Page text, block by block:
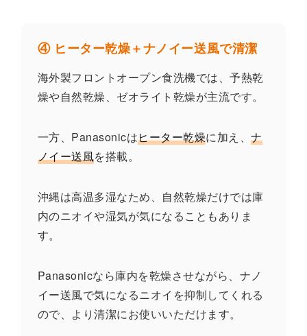
④ ヒーター乾燥＋ナノイー送風で清潔
海外製フロントオープン食洗機では、予熱乾
燥や自然乾燥、ゼオライト乾燥が主流です。
一方、Panasonicはヒーター乾燥に加え、ナ
ノイー送風を搭載。
沖縄は高温多湿なため、自然乾燥だけでは庫
内のニオイや湿気が気になることもありま
す。
Panasonicなら庫内を乾燥させながら、ナノ
イー送風で気になるニオイを抑制してくれる
ので、より清潔にお使いいただけます。